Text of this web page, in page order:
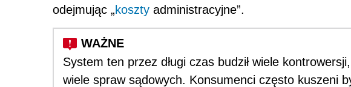
odejmując „koszty administracyjne”.
System ten przez długi czas budził wiele
wiele spraw sądowych. Konsumenci często kuszeni